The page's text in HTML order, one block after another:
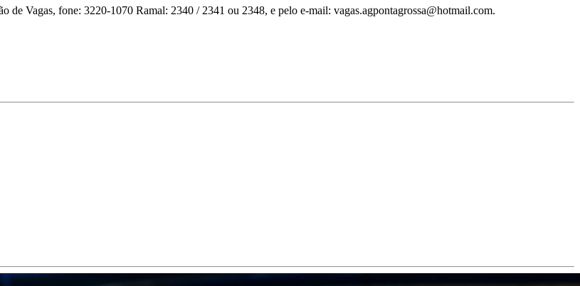
de Vagas, fone: 3220-1070 Ramal: 2340 / 2341 ou 2348, e pelo e-mail: vagas.agpontagrossa@hotmail.com.